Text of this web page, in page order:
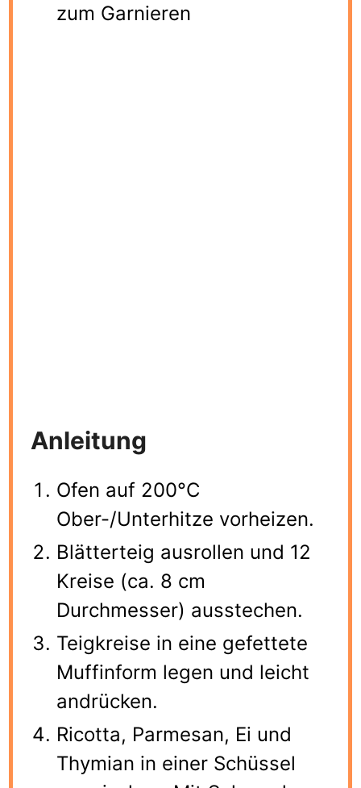
zum Garnieren
Anleitung
Ofen auf 200°C
Ober-/Unterhitze vorheizen.
Blätterteig ausrollen und 12
Kreise (ca. 8 cm
Durchmesser) ausstechen.
Teigkreise in eine gefettete
Muffinform legen und leicht
andrücken.
Ricotta, Parmesan, Ei und
Thymian in einer Schüssel